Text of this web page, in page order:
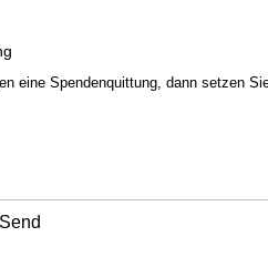
eine Spendenquittung, dann setzen